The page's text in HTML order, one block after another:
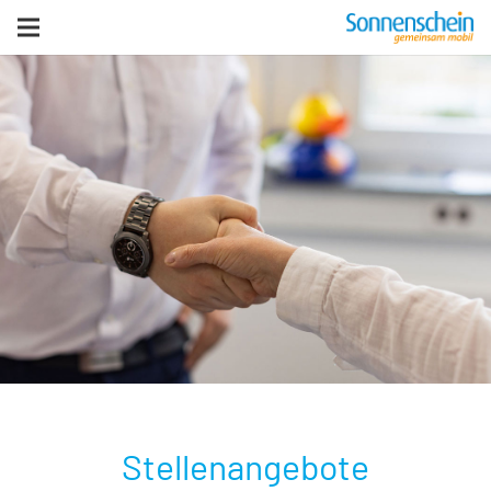
zurück zur Homepage
Stellenangebote